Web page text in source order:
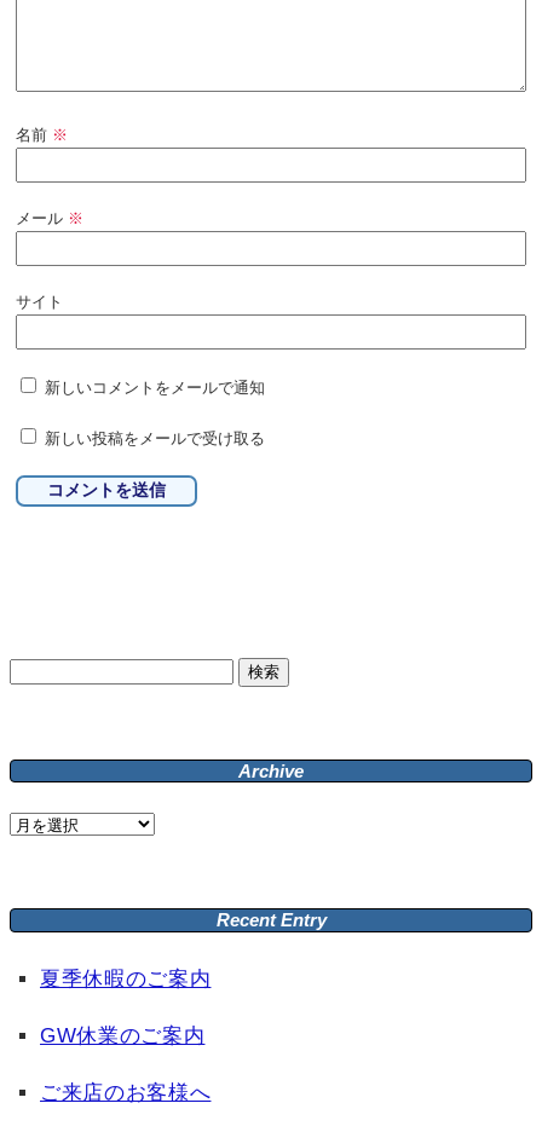
名前 ※
メール ※
サイト
新しいコメントをメールで通知
新しい投稿をメールで受け取る
Archive
Archive
Recent Entry
夏季休暇のご案内
GW休業のご案内
ご来店のお客様へ